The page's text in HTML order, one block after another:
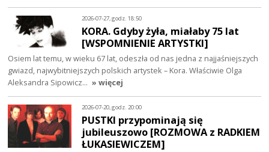
2026-07-27, godz. 18:50
KORA. Gdyby żyła, miałaby 75 lat
[WSPOMNIENIE ARTYSTKI]
Osiem lat temu, w wieku 67 lat, odeszła od nas jedna z najjaśniejszych
gwiazd, najwybitniejszych polskich artystek – Kora. Właściwie Olga
Aleksandra Sipowicz… » więcej
2026-07-20, godz. 20:00
PUSTKI przypominają się
jubileuszowo [ROZMOWA z RADKIEM
ŁUKASIEWICZEM]